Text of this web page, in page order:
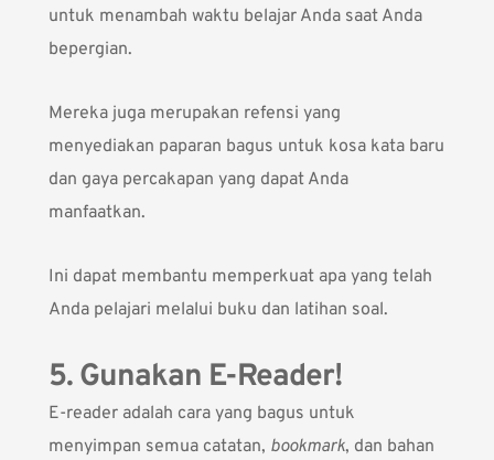
untuk menambah waktu belajar Anda saat Anda
bepergian.
Mereka juga merupakan refensi yang
menyediakan paparan bagus untuk kosa kata baru
dan gaya percakapan yang dapat Anda
manfaatkan.
Ini dapat membantu memperkuat apa yang telah
Anda pelajari melalui buku dan latihan soal.
5. Gunakan E-Reader!
E-reader adalah cara yang bagus untuk
menyimpan semua catatan, bookmark, dan bahan